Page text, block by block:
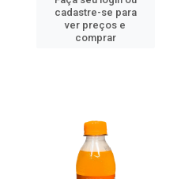
cadastre-se para
ver preços e
comprar